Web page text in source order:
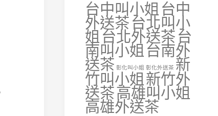
台中叫小姐 台中
外送茶 台北叫小
姐 台北外送茶 台
南叫小姐 台南外
送茶 彰化叫小姐 彰化外送茶 新
竹叫小姐 新竹外
送茶高雄叫小姐
高雄外送茶